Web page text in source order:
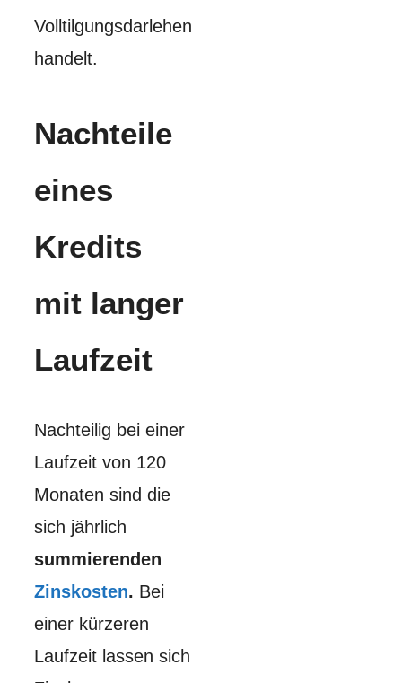
Volltilgungsdarlehen
handelt.
Nachteile
eines
Kredits
mit langer
Laufzeit
Nachteilig bei einer
Laufzeit von 120
Monaten sind die
sich jährlich
summierenden
Zinskosten. Bei
einer kürzeren
Laufzeit lassen sich